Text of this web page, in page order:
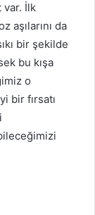
var. İlk
aşılarını da
bir şekilde
bu kışa
o
bir fırsatı